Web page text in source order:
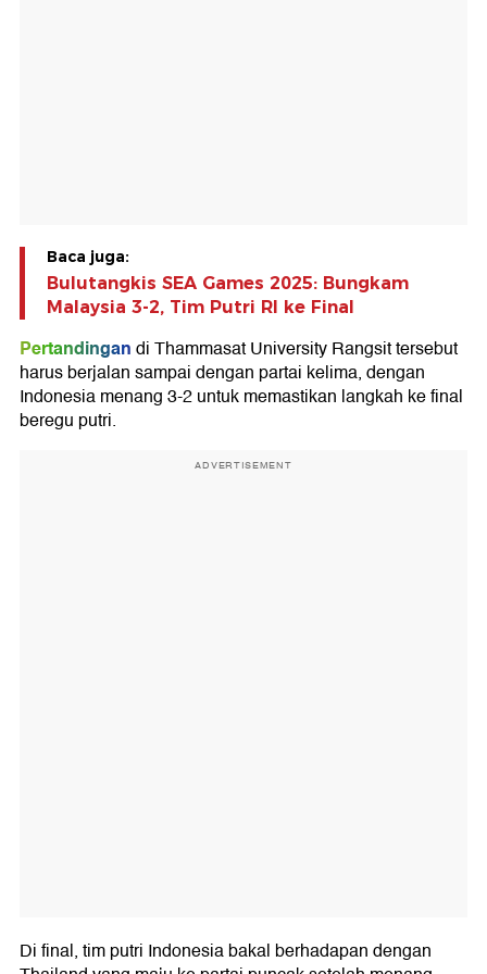
Baca juga:
Bulutangkis SEA Games 2025: Bungkam
Malaysia 3-2, Tim Putri RI ke Final
Pertandingandi Thammasat University Rangsit tersebut
harus berjalan sampai dengan partai kelima, dengan
Indonesia menang 3-2 untuk memastikan langkah ke final
beregu putri.
ADVERTISEMENT
Di final, tim putri Indonesia bakal berhadapan dengan